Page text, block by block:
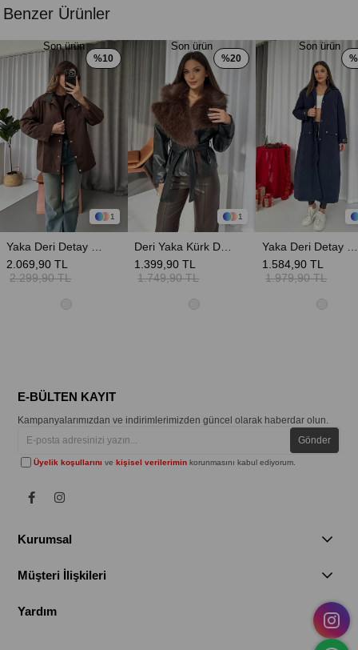
Benzer Ürünler
1
2.069,90 TL
2.299,90 TL
%10
Son ürün
1
1.399,90 TL
1.749,90 TL
%20
Son ürün
1.584,90 TL
1.979,90 TL
Son ürün
E-BÜLTEN KAYIT
Kampanyalarımızdan ve indirimlerimizden güncel olarak haberdar olun.
Gönder
Üyelik koşullarını vekişisel verilerimin korunmasını kabul ediyorum.
Kurumsal
Müşteri İlişkileri
Yardım